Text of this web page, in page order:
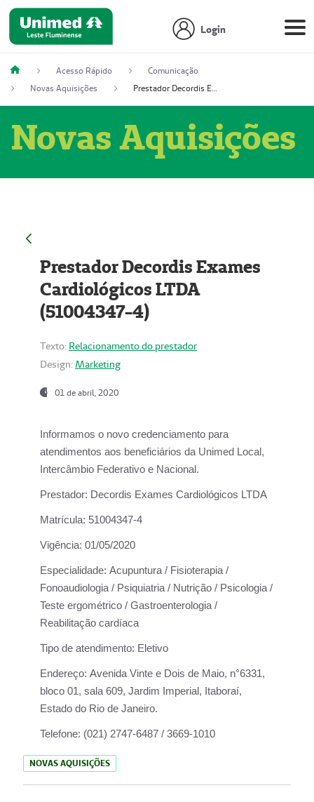
Login
Acesso Rápido
Comunicação
Novas Aquisições
Prestador Decordis Exames Cardiológicos LTDA (51004347-4)
Novas Aquisições
Prestador Decordis Exames
Cardiológicos LTDA
(51004347-4)
Texto: Relacionamento do prestador
Design: Marketing
01 de abril, 2020
Informamos o novo credenciamento para
atendimentos aos beneficiários da Unimed Local,
Intercâmbio Federativo e Nacional.
Prestador: Decordis Exames Cardiológicos LTDA
Matrícula: 51004347-4
Vigência: 01/05/2020
Especialidade: Acupuntura / Fisioterapia /
Fonoaudiologia / Psiquiatria / Nutrição / Psicologia /
Teste ergométrico / Gastroenterologia /
Reabilitação cardíaca
Tipo de atendimento: Eletivo
Endereço: Avenida Vinte e Dois de Maio, n°6331,
bloco 01, sala 609, Jardim Imperial, Itaboraí,
Estado do Rio de Janeiro.
Telefone: (021) 2747-6487 / 3669-1010
NOVAS AQUISIÇÕES